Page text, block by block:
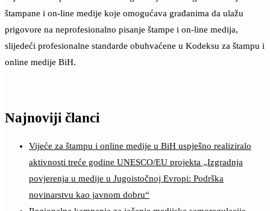
štampane i on-line medije koje omogućava građanima da ulažu
prigovore na neprofesionalno pisanje štampe i on-line medija,
slijedeći profesionalne standarde obuhvaćene u Kodeksu za štampu i
online medije BiH.
Najnoviji članci
Vijeće za štampu i online medije u BiH uspješno realiziralo
aktivnosti treće godine UNESCO/EU projekta „Izgradnja
povjerenja u medije u Jugoistočnoj Evropi: Podrška
novinarstvu kao javnom dobru“